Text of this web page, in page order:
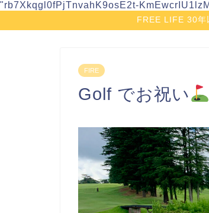
"rb7Xkqgl0fPjTnvahK9osE2t-
FREE LIFE 30年
FIRE
Golf でお祝い